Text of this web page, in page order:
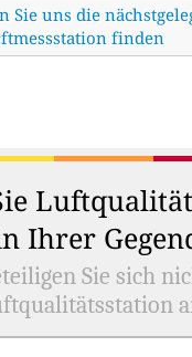
Sie uns die
finden
Ihrer
Sie sich